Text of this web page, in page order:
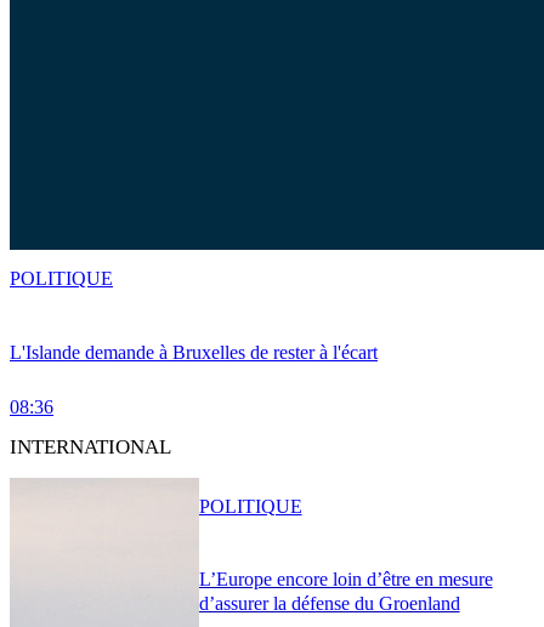
L'Islande demande à Bruxelles de rester à l'écart
08:36
POLITIQUE
INTERNATIONAL
L’Europe encore loin d’être en mesure
d’assurer la défense du Groenland
POLITIQUE